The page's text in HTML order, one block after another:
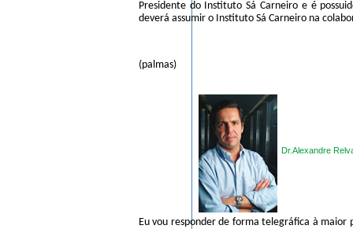
Presidente do Instituto Sá Carneiro e é
deverá assumir o Instituto Sá Carneiro na
(palmas)
Dr.Alexandre
Eu vou responder de forma telegráfica à